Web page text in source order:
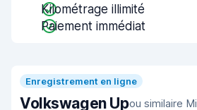
Kilométrage illimité
Paiement immédiat
Enregistrement en ligne
Volkswagen Upou similaire